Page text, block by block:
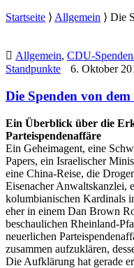
Startseite ⟩ Allgemein ⟩ Die
Allgemein, CDU-
Standpunkte
6. Oktober
Die Spenden von dem
Ein Überblick über die
Parteispendenaffäre
Ein Geheimagent, eine
Papers, ein Israelischer
eine China-Reise, die
Eisenacher Anwaltskanzlei,
kolumbianischen Kardinals
eher in einem Dan Brown
beschaulichen Rheinland-
neuerlichen
zusammen aufzuklären,
Die Aufklärung hat gerade